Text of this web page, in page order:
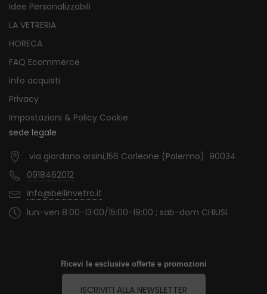
Idee Personalizzabili
LA VETRERIA
HORECA
FAQ Ecommerce
Info acquisti
Privacy
Impostazioni & Policy Cookie
sede legale
via giordano orsini,156 Corleone (Palermo) 90034
0918462012
info@bellinvetro.it
lun-ven 8:00-13:00/15:00-19:00 ; sab-dom CHIUSI.
Ricevi le esclusive offerte e promozioni
ISCRIVITI ALLA NEWSLETTER